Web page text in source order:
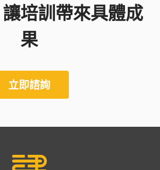
培訓帶來具體成
果
立即諮詢